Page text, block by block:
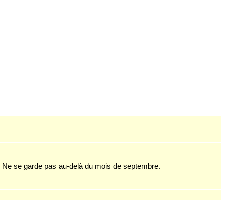
Ne se garde pas au-delà du mois de septembre.